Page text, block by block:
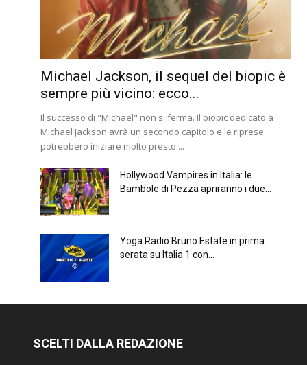
Michael Jackson, il sequel del biopic è
sempre più vicino: ecco...
Il successo di "Michael" non si ferma. Il biopic dedicato a
Michael Jackson avrà un secondo capitolo e le riprese
potrebbero iniziare molto presto....
Hollywood Vampires in Italia: le
Bambole di Pezza apriranno i due...
Yoga Radio Bruno Estate in prima
serata su Italia 1 con...
SCELTI DALLA REDAZIONE